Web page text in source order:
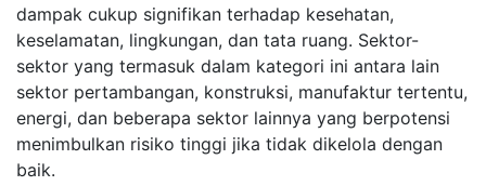
dampak cukup signifikan terhadap kesehatan,
keselamatan, lingkungan, dan tata ruang. Sektor-
sektor yang termasuk dalam kategori ini antara lain
sektor pertambangan, konstruksi, manufaktur tertentu,
energi, dan beberapa sektor lainnya yang berpotensi
menimbulkan risiko tinggi jika tidak dikelola dengan
baik.